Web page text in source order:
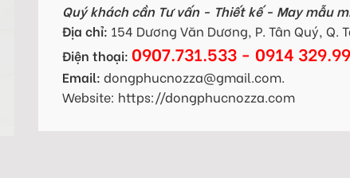
Quý khách cần Tư vấn - Thiết kế - May mẫu
Địa chỉ: 154 Dương Văn Dương, P. Tân Quý, Q.
Điện thoại: 0907.731.533 - 0914
Email: dongphucnozza@gmail.com.
Website: https://dongphucnozza.com